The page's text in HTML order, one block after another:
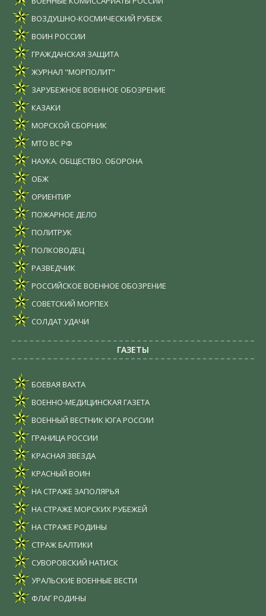
ВОЗДУШНО-КОСМИЧЕСКИЙ РУБЕЖ
ВОИН РОССИИ
ГРАЖДАНСКАЯ ЗАЩИТА
ЖУРНАЛ "МОРПОЛИТ"
ЗАРУБЕЖНОЕ ВОЕННОЕ ОБОЗРЕНИЕ
КАЗАКИ
МОРСКОЙ СБОРНИК
МТО ВС РФ
НАУКА. ОБЩЕСТВО. ОБОРОНА
ОБЖ
ОРИЕНТИР
ПОЖАРНОЕ ДЕЛО
ПОЛИТРУК
ПОЛКОВОДЕЦ
РАЗВЕДЧИК
РОССИЙСКОЕ ВОЕННОЕ ОБОЗРЕНИЕ
СОВЕТСКИЙ МОРПЕХ
СОЛДАТ УДАЧИ
ГАЗЕТЫ
БОЕВАЯ ВАХТА
ВОЕННО-МЕДИЦИНСКАЯ ГАЗЕТА
ВОЕННЫЙ ВЕСТНИК ЮГА РОССИИ
ГРАНИЦА РОССИИ
КРАСНАЯ ЗВЕЗДА
КРАСНЫЙ ВОИН
НА СТРАЖЕ ЗАПОЛЯРЬЯ
НА СТРАЖЕ МОРСКИХ РУБЕЖЕЙ
НА СТРАЖЕ РОДИНЫ
СТРАЖ БАЛТИКИ
СУВОРОВСКИЙ НАТИСК
УРАЛЬСКИЕ ВОЕННЫЕ ВЕСТИ
ФЛАГ РОДИНЫ